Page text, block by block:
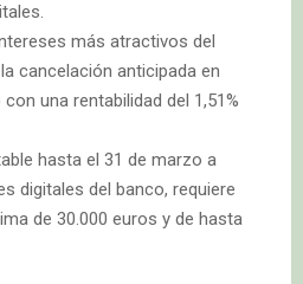
más atractivos del
cancelación anticipada en
una rentabilidad del 1,51%
hasta el 31 de marzo a
digitales del banco, requiere
de 30.000 euros y de hasta